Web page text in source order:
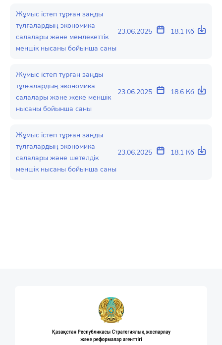
Жұмыс істеп тұрған заңды
тұлғалардың экономика
салалары және мемлекеттік
меншік нысаны бойынша саны
23.06.2025 18.1 Кб
Жұмыс істеп тұрған заңды
тұлғалардың экономика
салалары және жеке меншік
нысаны бойынша саны
23.06.2025 18.6 Кб
Жұмыс істеп тұрған заңды
тұлғалардың экономика
салалары және шетелдік
меншік нысаны бойынша саны
23.06.2025 18.1 Кб